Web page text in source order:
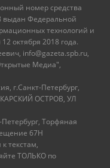
номер средства
Федеральной
технологий и
октября 2018 года.
info@gazeta.spb.ru,
Медиа",
г.Санкт-Петербург,
ОСТРОВ, УЛ
Торфяная
67Н
текстам,
ТОЛЬКО по